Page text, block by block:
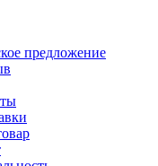
предложение